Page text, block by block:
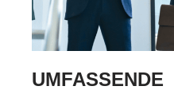
UMFASSENDE